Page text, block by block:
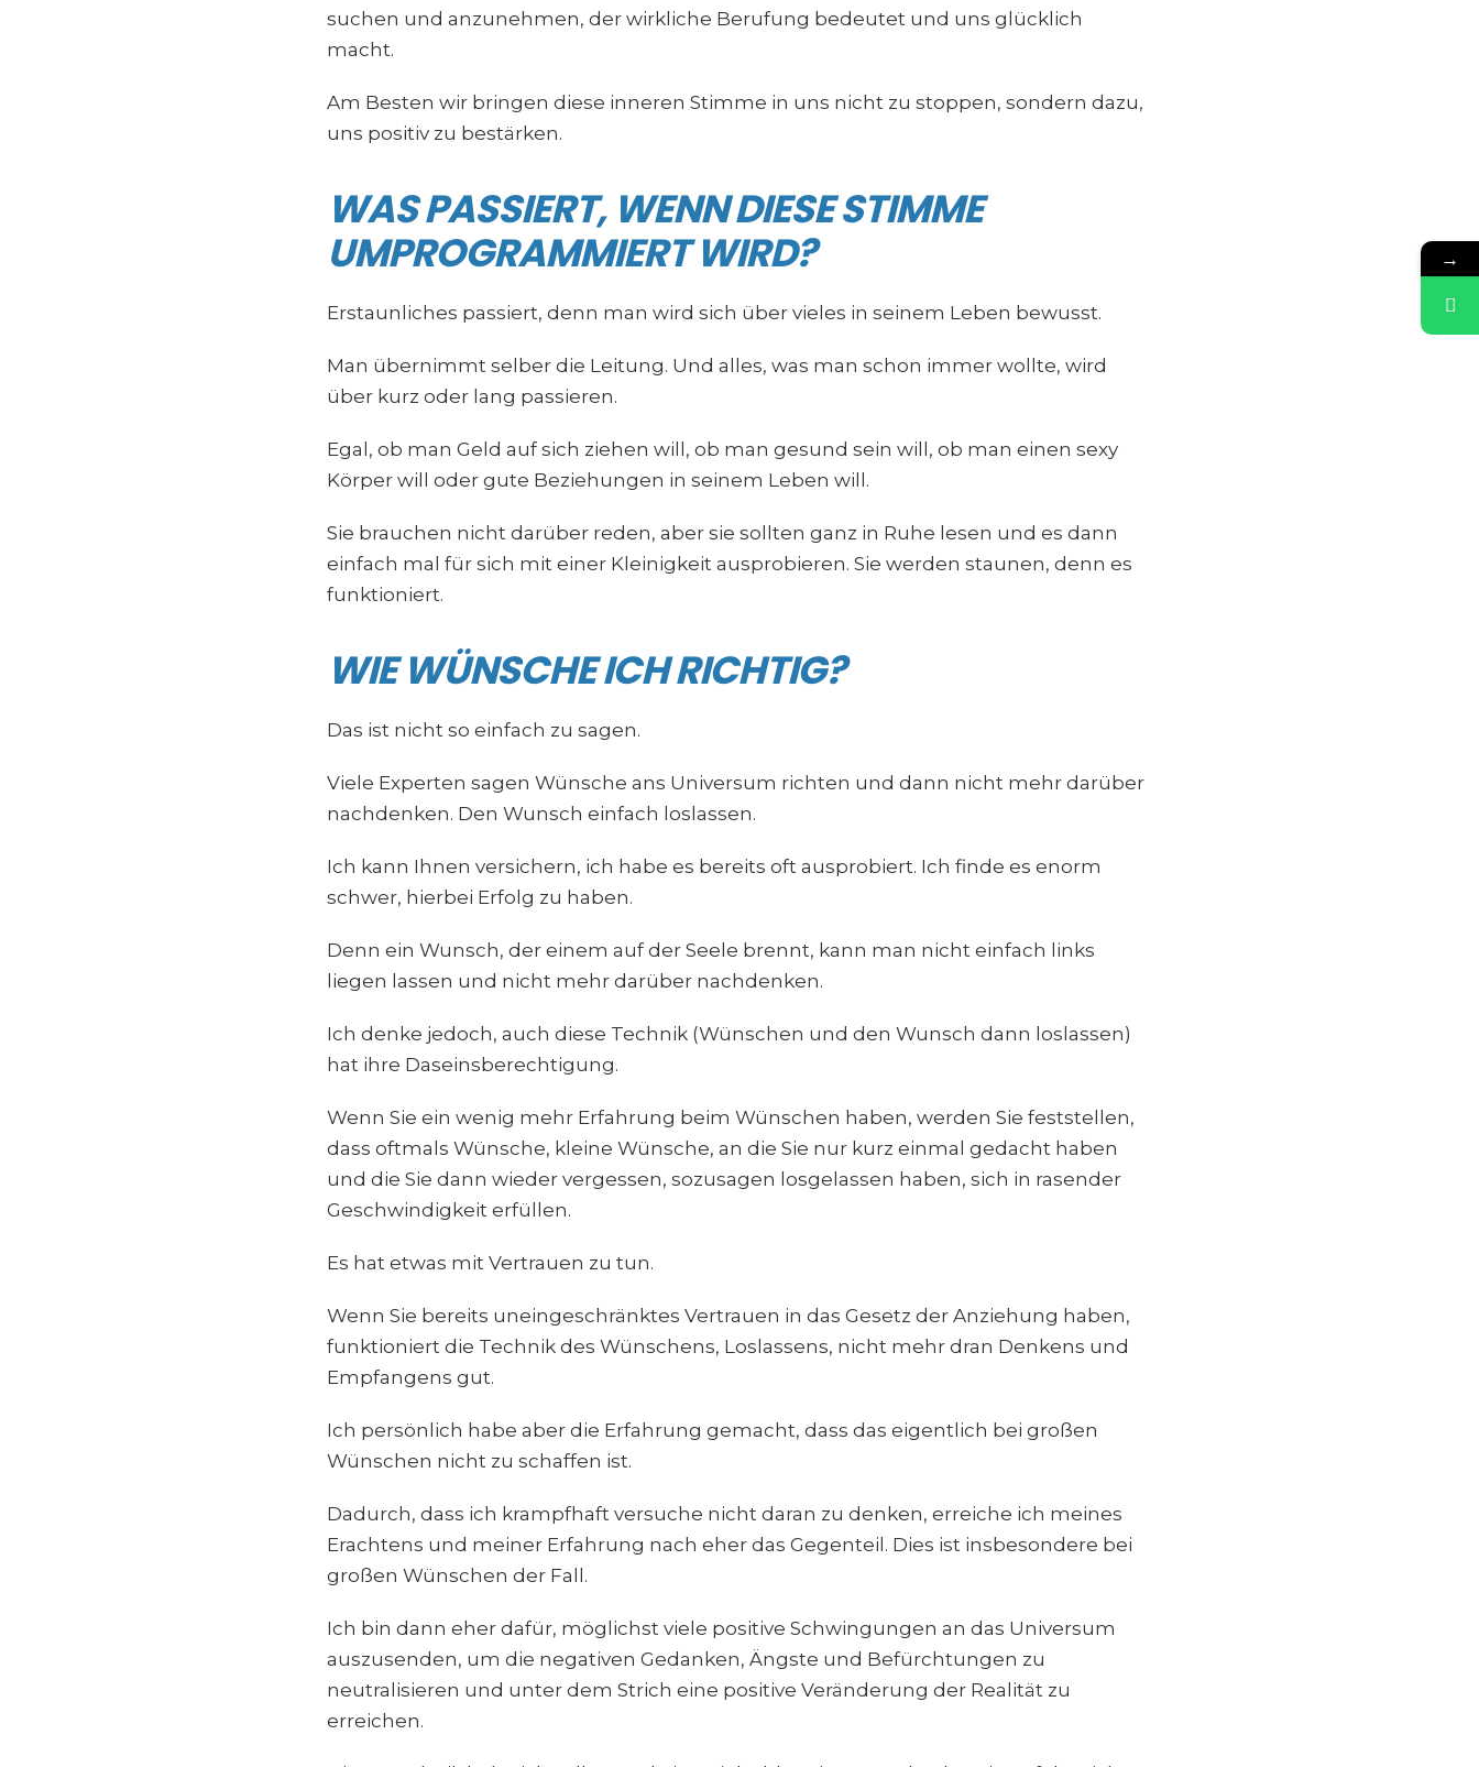
suchen und anzunehmen, der wirkliche Berufung bedeutet und uns glücklich
macht.
Am Besten wir bringen diese inneren Stimme in uns nicht zu stoppen, sondern dazu,
uns positiv zu bestärken.
WAS PASSIERT, WENN DIESE STIMME
UMPROGRAMMIERT WIRD?
Erstaunliches passiert, denn man wird sich über vieles in seinem Leben bewusst.
Man übernimmt selber die Leitung. Und alles, was man schon immer wollte, wird
über kurz oder lang passieren.
Egal, ob man Geld auf sich ziehen will, ob man gesund sein will, ob man einen sexy
Körper will oder gute Beziehungen in seinem Leben will.
Sie brauchen nicht darüber reden, aber sie sollten ganz in Ruhe lesen und es dann
einfach mal für sich mit einer Kleinigkeit ausprobieren. Sie werden staunen, denn es
funktioniert.
WIE WÜNSCHE ICH RICHTIG?
Das ist nicht so einfach zu sagen.
Viele Experten sagen Wünsche ans Universum richten und dann nicht mehr darüber
nachdenken. Den Wunsch einfach loslassen.
Ich kann Ihnen versichern, ich habe es bereits oft ausprobiert. Ich finde es enorm
schwer, hierbei Erfolg zu haben.
Denn ein Wunsch, der einem auf der Seele brennt, kann man nicht einfach links
liegen lassen und nicht mehr darüber nachdenken.
Ich denke jedoch, auch diese Technik (Wünschen und den Wunsch dann loslassen)
hat ihre Daseinsberechtigung.
Wenn Sie ein wenig mehr Erfahrung beim Wünschen haben, werden Sie feststellen,
dass oftmals Wünsche, kleine Wünsche, an die Sie nur kurz einmal gedacht haben
und die Sie dann wieder vergessen, sozusagen losgelassen haben, sich in rasender
Geschwindigkeit erfüllen.
Es hat etwas mit Vertrauen zu tun.
Wenn Sie bereits uneingeschränktes Vertrauen in das Gesetz der Anziehung haben,
funktioniert die Technik des Wünschens, Loslassens, nicht mehr dran Denkens und
Empfangens gut.
Ich persönlich habe aber die Erfahrung gemacht, dass das eigentlich bei großen
Wünschen nicht zu schaffen ist.
Dadurch, dass ich krampfhaft versuche nicht daran zu denken, erreiche ich meines
Erachtens und meiner Erfahrung nach eher das Gegenteil. Dies ist insbesondere bei
großen Wünschen der Fall.
Ich bin dann eher dafür, möglichst viele positive Schwingungen an das Universum
auszusenden, um die negativen Gedanken, Ängste und Befürchtungen zu
neutralisieren und unter dem Strich eine positive Veränderung der Realität zu
erreichen.
→